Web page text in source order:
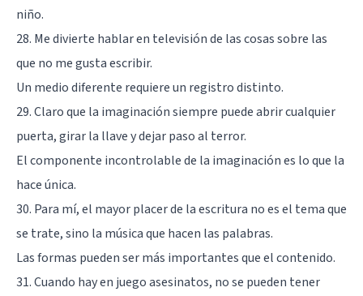
niño.
28. Me divierte hablar en televisión de las cosas sobre las
que no me gusta escribir.
Un medio diferente requiere un registro distinto.
29. Claro que la imaginación siempre puede abrir cualquier
puerta, girar la llave y dejar paso al terror.
El componente incontrolable de la imaginación es lo que la
hace única.
30. Para mí, el mayor placer de la escritura no es el tema que
se trate, sino la música que hacen las palabras.
Las formas pueden ser más importantes que el contenido.
31. Cuando hay en juego asesinatos, no se pueden tener